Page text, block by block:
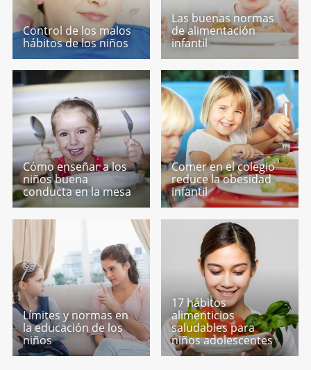
Control de los malos
hábitos de los niños
Las buenas normas
de alimentación
infantil
Cómo enseñar a los
niños buena
conducta en la mesa
Comer en el colegio
reduce la obesidad
infantil
Límites y normas en
la educación de los
niños
17 hábitos
alimenticios
saludables para
niños adolescentes